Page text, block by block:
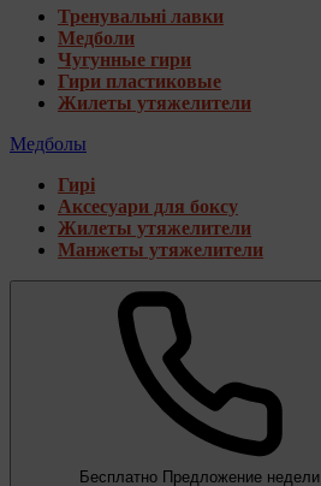
Тренувальні лавки
Медболи
Чугунные гири
Гири пластиковые
Жилеты утяжелители
Медболы
Гирі
Аксесуари для боксу
Жилеты утяжелители
Манжеты утяжелители
Бесплатно Предложение недели